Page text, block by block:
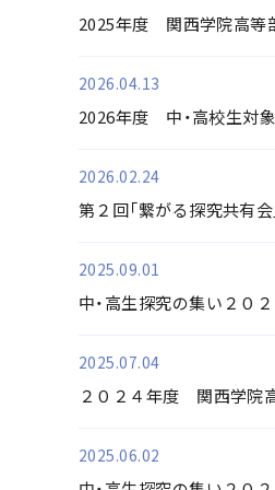
2025年度 関西学院高等
2026.04.13
2026年度 中・高校生対
2026.02.24
第２回「繋がる探究共有
2025.09.01
中・高生探究の集い２０
2025.07.04
２０２４年度 関西学院
2025.06.02